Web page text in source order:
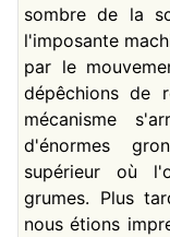
sombre de la
l'imposante
par le
dépêchions de
mécanisme
d'énormes
supérieur où
grumes. Plus
nous étions